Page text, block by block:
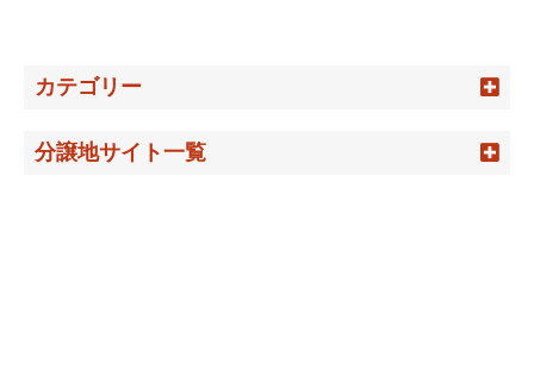
カテゴリー
分譲地サイト一覧